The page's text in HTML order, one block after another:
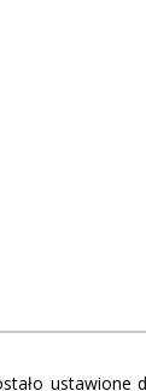
ustawione